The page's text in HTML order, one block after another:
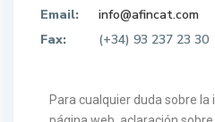
Email:
info@afincat.com
Fax:
(+34) 93 237 23 30
Para cualquier duda sobre